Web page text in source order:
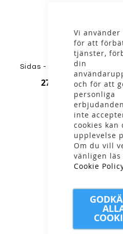
Vi använder
för att
tjänster,
din
och för att
personliga
inte
cookies kan
upplevelse
Om du vill
vänligen läs
Cookie
Sidas - Walk Traction
279,00 kr